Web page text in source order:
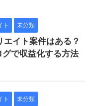
ト 未分類
イト案件はある？
で収益化する方法
ト 未分類